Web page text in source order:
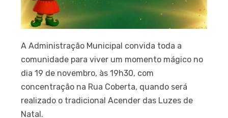
A Administração Municipal convida toda a
comunidade para viver um momento mágico no
dia 19 de novembro, às 19h30, com
concentração na Rua Coberta, quando será
realizado o tradicional Acender das Luzes de
Natal.